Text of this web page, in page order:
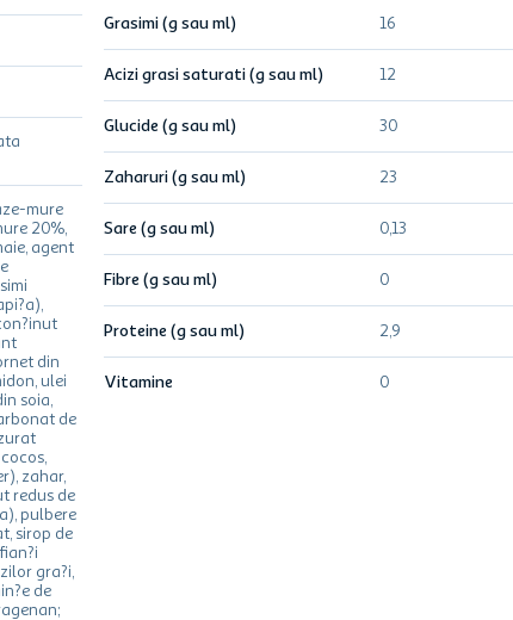
mure
20%,
agent
din
ulei
soia,
de
zahar,
redus de
pulbere
sirop de
gra?i,
de
Grasimi (g sau ml) 16
Acizi grasi saturati (g sau ml) 12
Glucide (g sau ml) 30
Zaharuri (g sau ml) 23
Sare (g sau ml) 0,13
Fibre (g sau ml) 0
Proteine (g sau ml) 2,9
Vitamine 0